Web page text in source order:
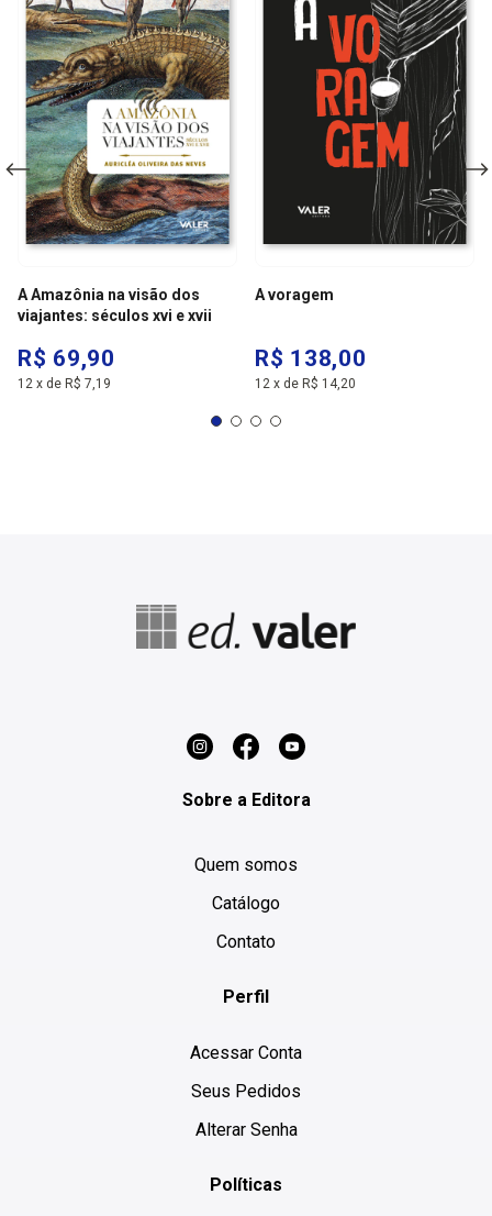
A Amazônia na visão dos
viajantes: séculos xvi e xvii
R$ 69,90
12 x de R$ 7,19
A voragem
R$ 138,00
12 x de R$ 14,20
Sobre a Editora
Quem somos
Catálogo
Contato
Perfil
Acessar Conta
Seus Pedidos
Alterar Senha
Políticas